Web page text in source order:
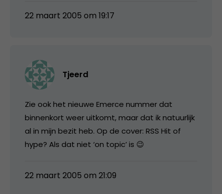
22 maart 2005 om 19:17
Tjeerd
Zie ook het nieuwe Emerce nummer dat
binnenkort weer uitkomt, maar dat ik natuurlijk
al in mijn bezit heb. Op de cover: RSS Hit of
hype? Als dat niet ‘on topic’ is 😉
22 maart 2005 om 21:09